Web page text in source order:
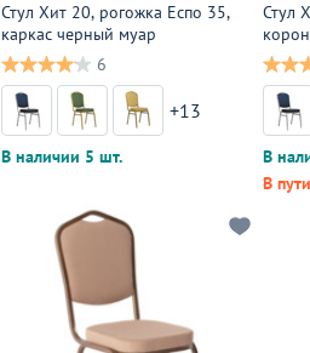
Стул Хит 20, рогожка Еспо 35,
каркас черный муар
6
+13
В наличии 5 шт.
Стул
В
В